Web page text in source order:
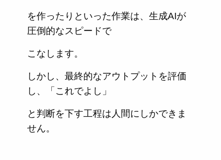
を作ったりといった作業は、生成AIが
圧倒的なスピードで
こなします。
しかし、最終的なアウトプットを評価
し、「これでよし」
と判断を下す工程は人間にしかできま
せん。